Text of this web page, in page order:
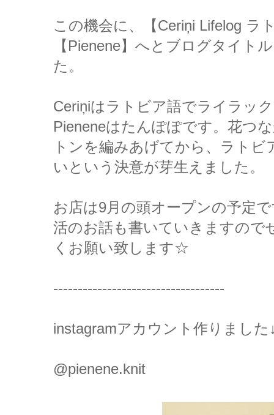
この機会に、【Ceriņi Lifelog ラ
【Pienene】へとブログタイト
た。
Ceriņiはラトビア語でライラッ
Pieneneはたんぽぽです。花つ
トンを編みあげてから、ラト
いという決意が芽生えました。
お店は9月の頭オープンの予定
活のお話も書いていきますので
くお願い致します☆
-----------------------------------
instagramアカウント作りました
@pienene.knit